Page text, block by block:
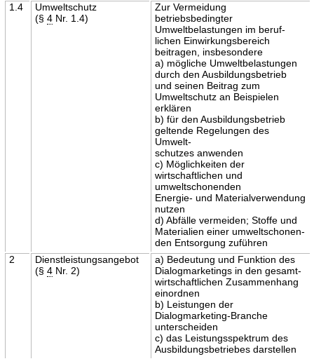
1.4
Umweltschutz
(§ 4Nr. 1.4)
Zur Vermeidung
betriebsbedingter
Umweltbelastungen im beruf-
lichen Einwirkungsbereich
beitragen, insbesondere
a) mögliche Umweltbelastungen
durch den Ausbildungsbetrieb
und seinen Beitrag zum
Umweltschutz an Beispielen
erklären
b) für den Ausbildungsbetrieb
geltende Regelungen des
Umwelt-
schutzes anwenden
c) Möglichkeiten der
wirtschaftlichen und
umweltschonenden
Energie- und Materialverwendung
nutzen
d) Abfälle vermeiden; Stoffe und
Materialien einer umweltschonen-
den Entsorgung zuführen
2
Dienstleistungsangebot
(§ 4Nr. 2)
a) Bedeutung und Funktion des
Dialogmarketings in den gesamt-
wirtschaftlichen Zusammenhang
einordnen
b) Leistungen der
Dialogmarketing-Branche
unterscheiden
c) das Leistungsspektrum des
Ausbildungsbetriebes darstellen